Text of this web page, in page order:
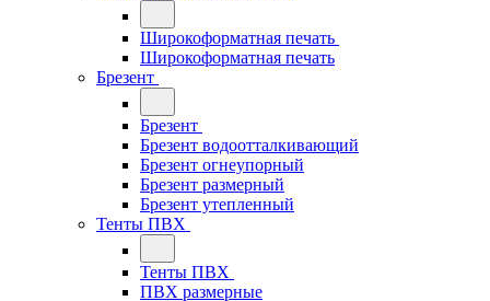
Широкоформатная печать
Широкоформатная печать
Брезент
Брезент
Брезент водоотталкивающий
Брезент огнеупорный
Брезент размерный
Брезент утепленный
Тенты ПВХ
Тенты ПВХ
ПВХ размерные